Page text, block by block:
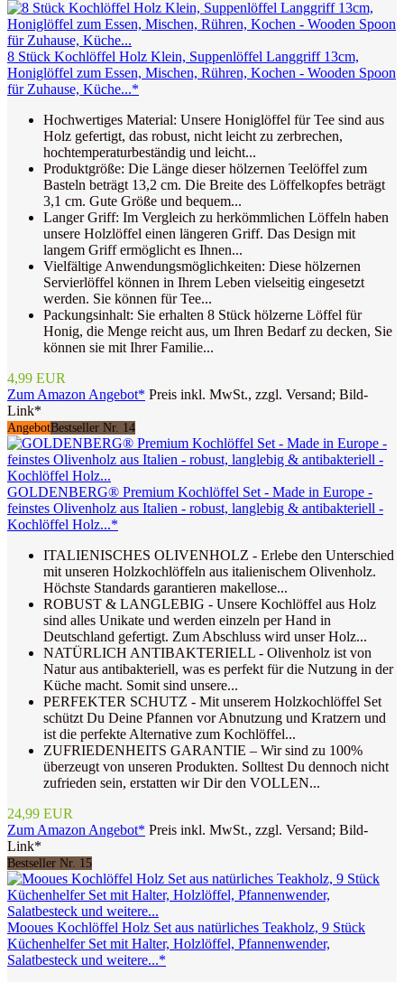
8 Stück Kochlöffel Holz Klein, Suppenlöffel Langgriff 13cm,
Honiglöffel zum Essen, Mischen, Rühren, Kochen - Wooden Spoon
für Zuhause, Küche...*
Hochwertiges Material: Unsere Honiglöffel für Tee sind aus
Holz gefertigt, das robust, nicht leicht zu zerbrechen,
hochtemperaturbeständig und leicht...
Produktgröße: Die Länge dieser hölzernen Teelöffel zum
Basteln beträgt 13,2 cm. Die Breite des Löffelkopfes beträgt
3,1 cm. Gute Größe und bequem...
Langer Griff: Im Vergleich zu herkömmlichen Löffeln haben
unsere Holzlöffel einen längeren Griff. Das Design mit
langem Griff ermöglicht es Ihnen...
Vielfältige Anwendungsmöglichkeiten: Diese hölzernen
Servierlöffel können in Ihrem Leben vielseitig eingesetzt
werden. Sie können für Tee...
Packungsinhalt: Sie erhalten 8 Stück hölzerne Löffel für
Honig, die Menge reicht aus, um Ihren Bedarf zu decken, Sie
können sie mit Ihrer Familie...
4,99 EUR
Zum Amazon Angebot* Preis inkl. MwSt., zzgl. Versand; Bild-
Link*
AngebotBestseller Nr. 14
GOLDENBERG® Premium Kochlöffel Set - Made in Europe -
feinstes Olivenholz aus Italien - robust, langlebig & antibakteriell -
Kochlöffel Holz...*
ITALIENISCHES OLIVENHOLZ - Erlebe den Unterschied
mit unseren Holzkochlöffeln aus italienischem Olivenholz.
Höchste Standards garantieren makellose...
ROBUST & LANGLEBIG - Unsere Kochlöffel aus Holz
sind alles Unikate und werden einzeln per Hand in
Deutschland gefertigt. Zum Abschluss wird unser Holz...
NATÜRLICH ANTIBAKTERIELL - Olivenholz ist von
Natur aus antibakteriell, was es perfekt für die Nutzung in der
Küche macht. Somit sind unsere...
PERFEKTER SCHUTZ - Mit unserem Holzkochlöffel Set
schützt Du Deine Pfannen vor Abnutzung und Kratzern und
ist die perfekte Alternative zum Kochlöffel...
ZUFRIEDENHEITS GARANTIE – Wir sind zu 100%
überzeugt von unseren Produkten. Solltest Du dennoch nicht
zufrieden sein, erstatten wir Dir den VOLLEN...
24,99 EUR
Zum Amazon Angebot* Preis inkl. MwSt., zzgl. Versand; Bild-
Link*
Bestseller Nr. 15
Mooues Kochlöffel Holz Set aus natürliches Teakholz, 9 Stück
Küchenhelfer Set mit Halter, Holzlöffel, Pfannenwender,
Salatbesteck und weitere...*